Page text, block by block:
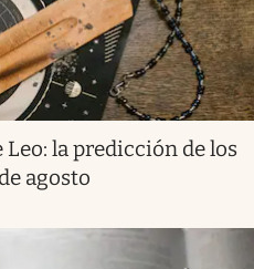
Leo: la predicción de los
agosto